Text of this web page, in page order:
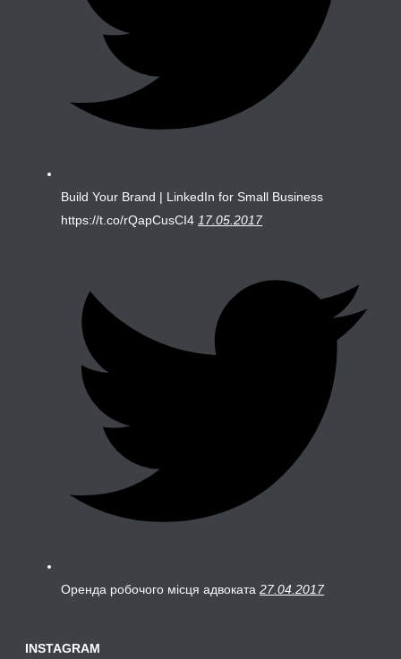
Build Your Brand | LinkedIn for Small Business
https://t.co/rQapCusCI4 17.05.2017
Оренда робочого місця адвоката27.04.2017
INSTAGRAM